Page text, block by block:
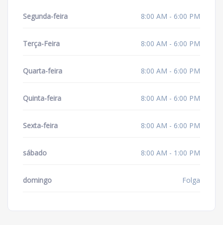
Segunda-feira 8:00 AM - 6:00 PM
Terça-Feira 8:00 AM - 6:00 PM
Quarta-feira 8:00 AM - 6:00 PM
Quinta-feira 8:00 AM - 6:00 PM
Sexta-feira 8:00 AM - 6:00 PM
sábado 8:00 AM - 1:00 PM
domingo Folga